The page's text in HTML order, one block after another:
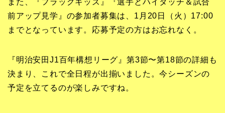
また、『フラッグキッズ』『選手とハイタッチ＆試合
前アップ見学』の参加者募集は、1月20日（火）17:00
までとなっています。応募予定の方はお忘れなく。
『明治安田J1百年構想リーグ』第3節〜第18節の詳細も
決まり、これで全日程が出揃いました。今シーズンの
予定を立てるのが楽しみですね。